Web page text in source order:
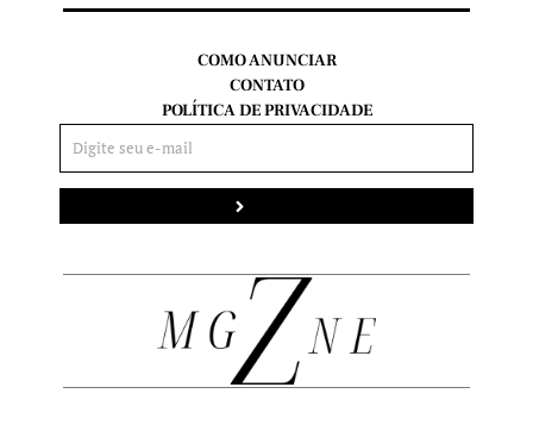
COMO ANUNCIAR
CONTATO
POLÍTICA DE PRIVACIDADE